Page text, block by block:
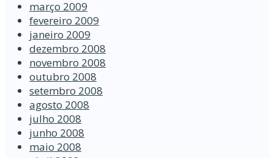
março 2009
fevereiro 2009
janeiro 2009
dezembro 2008
novembro 2008
outubro 2008
setembro 2008
agosto 2008
julho 2008
junho 2008
maio 2008